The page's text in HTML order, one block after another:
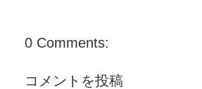
0 Comments:
コメントを投稿